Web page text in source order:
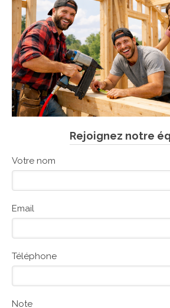
Rejoignez notre
Votre nom
Email
Téléphone
Note